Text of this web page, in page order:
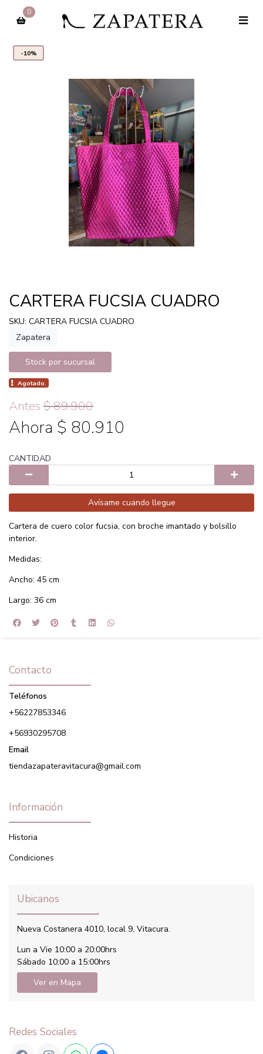
0
-10%
CARTERA FUCSIA CUADRO
SKU: CARTERA FUCSIA CUADRO
Zapatera
Stock por sucursal
Agotado.
Antes $ 89.900
Ahora $ 80.910
CANTIDAD
Avísame cuando llegue
Cartera de cuero color fucsia, con broche imantado y bolsillo
interior.
Medidas:
Ancho: 45 cm
Largo: 36 cm
Contacto
Teléfonos
+56227853346
+56930295708
Email
tiendazapateravitacura@gmail.com
Información
Historia
Condiciones
Ubicanos
Nueva Costanera 4010, local 9, Vitacura.
Lun a Vie 10:00 a 20:00hrs
Sábado 10:00 a 15:00hrs
Ver en Mapa
Redes Sociales